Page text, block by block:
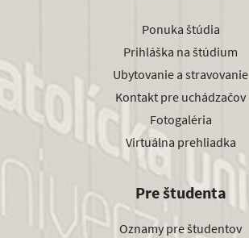
Ponuka štúdia
Prihláška na štúdium
Ubytovanie a stravovanie
Kontakt pre uchádzačov
Fotogaléria
Virtuálna prehliadka
Pre študenta
Oznamy pre študentov